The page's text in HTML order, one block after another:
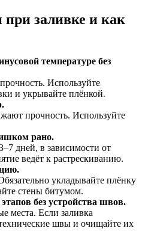
заливке и как
температуре без
Используйте
и укрывайте плёнкой.
прочность. Используйте
рано.
дней, в зависимости от
ведёт к растрескиванию.
укладывайте плёнку
стены битумом.
без устройства швов.
места. Если заливка
технические швы и очищайте их